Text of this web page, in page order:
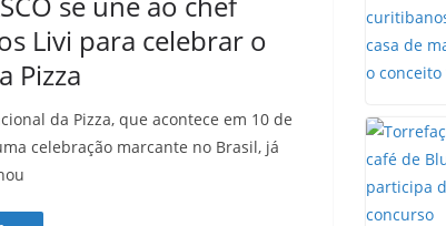
Livi para celebrar o
Pizza
da Pizza, que acontece em 10 de
celebração marcante no Brasil, já